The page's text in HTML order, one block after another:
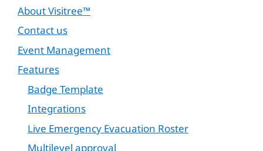
About Visitree™
Contact us
Event Management
Features
Badge Template
Integrations
Live Emergency Evacuation Roster